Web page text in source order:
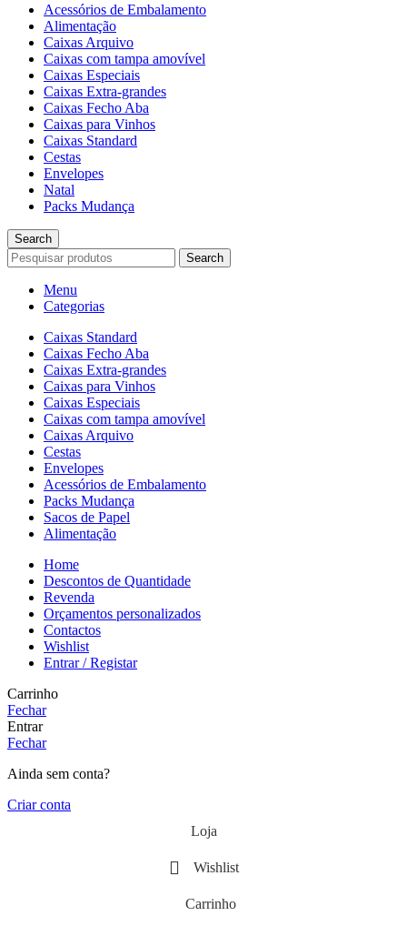
Acessórios de Embalamento
Alimentação
Caixas Arquivo
Caixas com tampa amovível
Caixas Especiais
Caixas Extra-grandes
Caixas Fecho Aba
Caixas para Vinhos
Caixas Standard
Cestas
Envelopes
Natal
Packs Mudança
Search
Search
Menu
Categorias
Caixas Standard
Caixas Fecho Aba
Caixas Extra-grandes
Caixas para Vinhos
Caixas Especiais
Caixas com tampa amovível
Caixas Arquivo
Cestas
Envelopes
Acessórios de Embalamento
Packs Mudança
Sacos de Papel
Alimentação
Home
Descontos de Quantidade
Revenda
Orçamentos personalizados
Contactos
Wishlist
Entrar / Registar
Carrinho
Fechar
Entrar
Fechar
Ainda sem conta?
Criar conta
Loja
Wishlist
Carrinho